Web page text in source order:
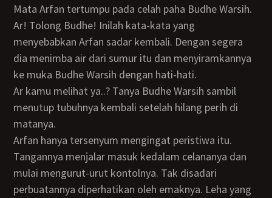
Mata Arfan tertumpu pada celah paha Budhe Warsih.
Ar! Tolong Budhe! Inilah kata-kata yang
menyebabkan Arfan sadar kembali. Dengan segera
dia menimba air dari sumur itu dan menyiramkannya
ke muka Budhe Warsih dengan hati-hati.
Ar kamu melihat ya..? Tanya Budhe Warsih sambil
menutup tubuhnya kembali setelah hilang perih di
matanya.
Arfan hanya tersenyum mengingat peristiwa itu.
Tangannya menjalar masuk kedalam celananya dan
mulai mengurut-urut kontolnya. Tak disadari
perbuatannya diperhatikan oleh emaknya. Leha yang